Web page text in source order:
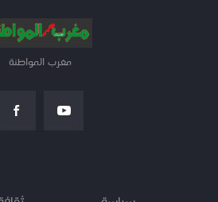
مغرب المواطنة